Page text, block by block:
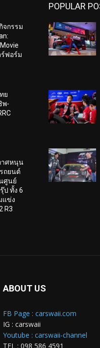
จกรรม
ฟอร์ม
ย
พ-
าศหนุน
ถยนต์
ศูนย์
ป ทั้ง 6
แข่ง
R3
POPULAR
ABOUT US
FB Page : carswaii.com
IG : carswaii
Youtube : carswaii-channel
TEL : 098 586 4591